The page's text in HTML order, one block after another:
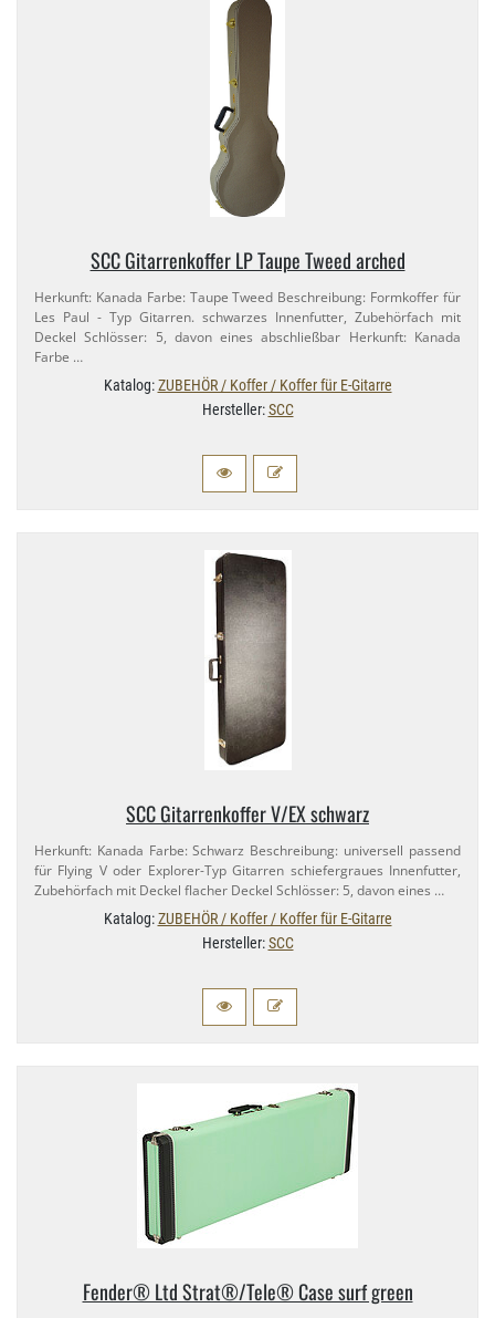
SCC Gitarrenkoffer LP Taupe Tweed arched
Herkunft: Kanada Farbe: Taupe Tweed Beschreibung: Formkoffer für
Les Paul - Typ Gitarren. schwarzes Innenfutter, Zubehörfach mit
Deckel Schlösser: 5, davon eines abschließbar Herkunft: Kanada
Farbe …
Katalog:ZUBEHÖR / Koffer / Koffer für E-Gitarre
Hersteller:SCC
SCC Gitarrenkoffer V/​EX schwarz
Herkunft: Kanada Farbe: Schwarz Beschreibung: universell passend
für Flying V oder Explorer-​Typ Gitarren schiefergraues Innenfutter,
Zubehörfach mit Deckel flacher Deckel Schlösser: 5, davon eines …
Katalog:ZUBEHÖR / Koffer / Koffer für E-Gitarre
Hersteller:SCC
Fender® Ltd Strat®/​Tele® Case surf green